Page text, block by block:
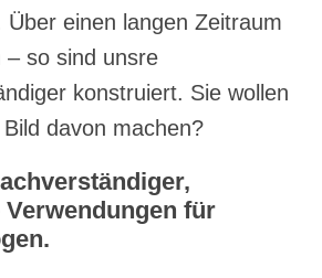
Über einen langen Zeitraum
– so sind unsre
konstruiert. Sie wollen
davon machen?
für